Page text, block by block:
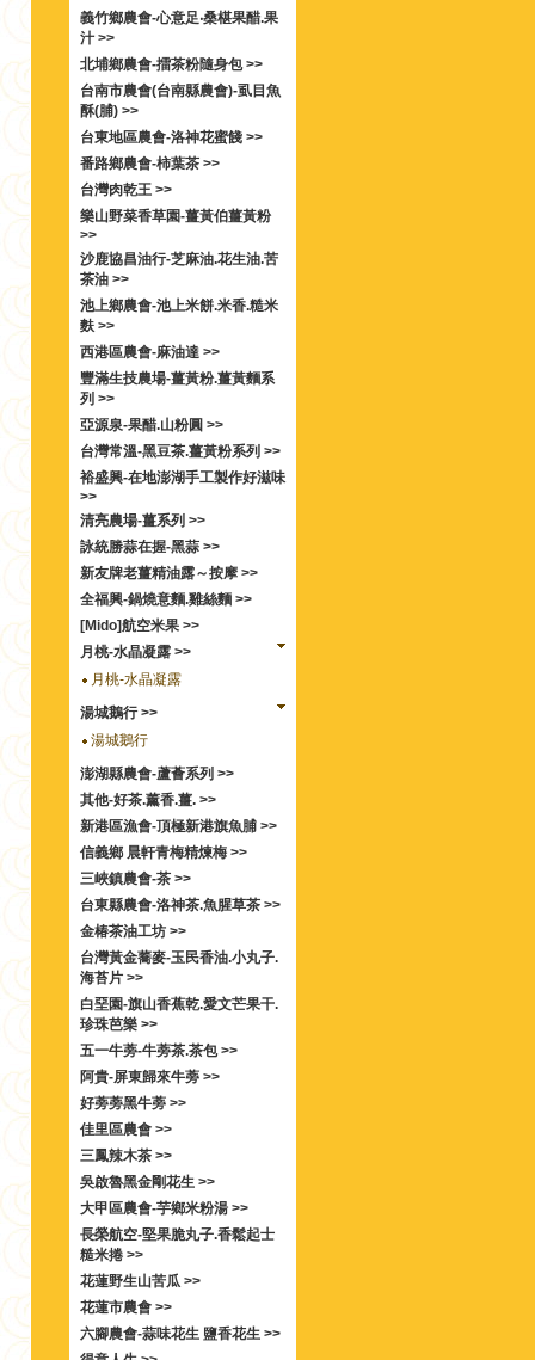
義竹鄉農會-心意足‧桑椹果醋.果
汁 >>
北埔鄉農會-擂茶粉隨身包 >>
台南市農會(台南縣農會)-虱目魚
酥(脯) >>
台東地區農會-洛神花蜜餞 >>
番路鄉農會-柿葉茶 >>
台灣肉乾王 >>
樂山野菜香草園-薑黃伯薑黃粉
>>
沙鹿協昌油行-芝麻油.花生油.苦
茶油 >>
池上鄉農會-池上米餅.米香.糙米
麩 >>
西港區農會-麻油達 >>
豐滿生技農場-薑黃粉.薑黃麵系
列 >>
亞源泉-果醋.山粉圓 >>
台灣常溫-黑豆茶.薑黃粉系列 >>
裕盛興-在地澎湖手工製作好滋味
>>
清亮農場-薑系列 >>
詠統勝蒜在握-黑蒜 >>
新友牌老薑精油露～按摩 >>
全福興-鍋燒意麵.雞絲麵 >>
[Mido]航空米果 >>
月桃-水晶凝露 >>
月桃-水晶凝露
湯城鵝行 >>
湯城鵝行
澎湖縣農會-蘆薈系列 >>
其他-好茶.薰香.薑. >>
新港區漁會-頂極新港旗魚脯 >>
信義鄉 晨軒青梅精煉梅 >>
三峽鎮農會-茶 >>
台東縣農會-洛神茶.魚腥草茶 >>
金椿茶油工坊 >>
台灣黃金蕎麥-玉民香油.小丸子.
海苔片 >>
白堊園-旗山香蕉乾.愛文芒果干.
珍珠芭樂 >>
五一牛蒡-牛蒡茶.茶包 >>
阿貴-屏東歸來牛蒡 >>
好蒡蒡黑牛蒡 >>
佳里區農會 >>
三鳳辣木茶 >>
吳啟魯黑金剛花生 >>
大甲區農會-芋鄉米粉湯 >>
長榮航空-堅果脆丸子.香鬆起士
糙米捲 >>
花蓮野生山苦瓜 >>
花蓮市農會 >>
六腳農會-蒜味花生 鹽香花生 >>